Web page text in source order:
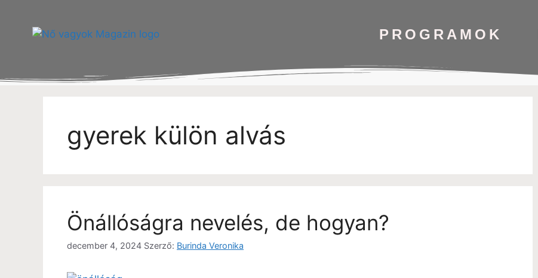
PROGRAMOK
gyerek külön alvás
Önállóságra nevelés, de hogyan?
december 4, 2024 Szerző: Burinda Veronika